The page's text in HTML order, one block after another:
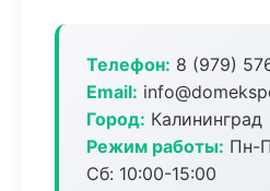
Телефон: 8 (979)
Email:
Город: Калининград
Режим работы: Пн-
Сб: 10:00-15:00